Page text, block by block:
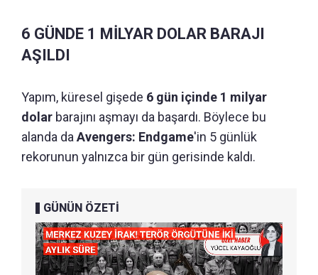
6 GÜNDE 1 MİLYAR DOLAR BARAJI
AŞILDI
Yapım, küresel gişede 6 gün içinde 1 milyar
dolar barajını aşmayı da başardı. Böylece bu
alanda da Avengers: Endgame'in 5 günlük
rekorunun yalnızca bir gün gerisinde kaldı.
GÜNÜN ÖZETİ